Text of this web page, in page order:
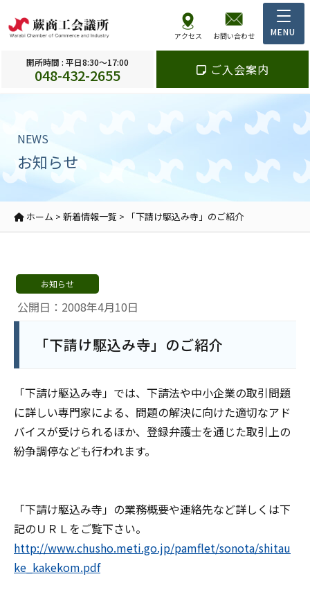
アクセス お問い合わせ
開所時間 : 平日8:30～17:00
048-432-2655 ご入会案内
NEWS
お知らせ
ホーム > 新着情報一覧 > 「下請け駆込み寺」のご紹介
公開日：2008年4月10日
お知らせ
「下請け駆込み寺」のご紹介
「下請け駆込み寺」では、下請法や中小企業の取引問題
に詳しい専門家による、問題の解決に向けた適切なアド
バイスが受けられるほか、登録弁護士を通じた取引上の
紛争調停なども行われます。
「下請け駆込み寺」の業務概要や連絡先など詳しくは下
記のＵＲＬをご覧下さい。
http://www.chusho.meti.go.jp/pamflet/sonota/shitau
ke_kakekom.pdf